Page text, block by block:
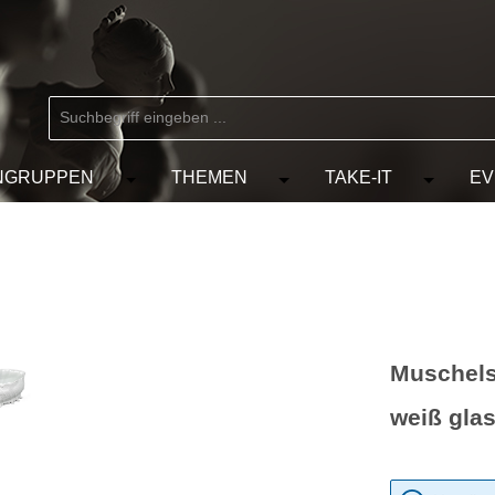
Kategorie MARKEN
das Dropdown der Kategorie KÜNSTLER
Öffne oder Schließe das Dropdown der
THEMEN Öffne oder Schließe das
TAKE-IT Öffne
weiß